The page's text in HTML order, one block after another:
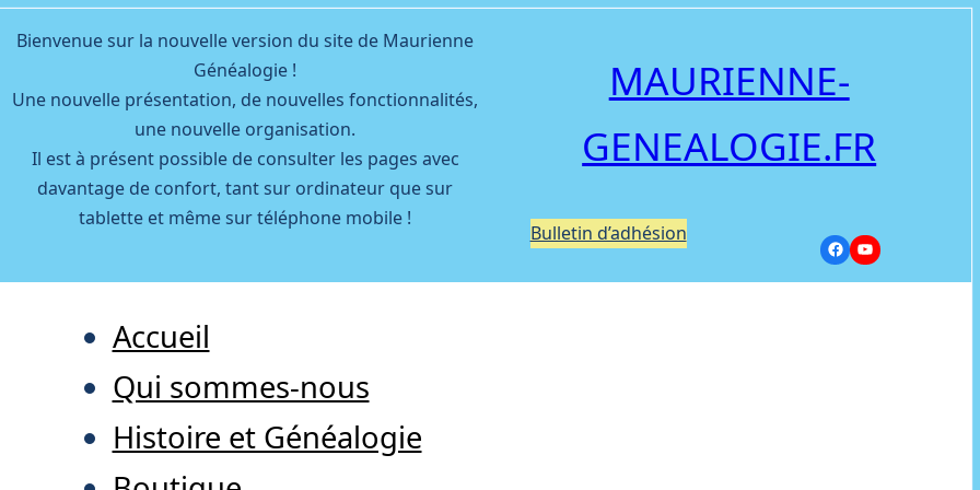
Bienvenue sur la nouvelle version du site de Maurienne
Généalogie !
Une nouvelle présentation, de nouvelles fonctionnalités,
une nouvelle organisation.
Il est à présent possible de consulter les pages avec
davantage de confort, tant sur ordinateur que sur
tablette et même sur téléphone mobile !
MAURIENNE-
GENEALOGIE.FR
Bulletin d’adhésion
Accueil
Qui sommes-nous
Histoire et Généalogie